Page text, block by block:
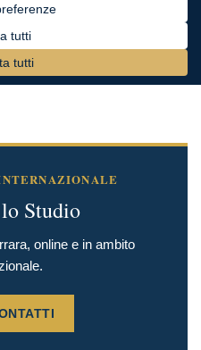
estero: Europa 1° parte
MAGGIO 9, 2023 0
Studio
online e in ambito